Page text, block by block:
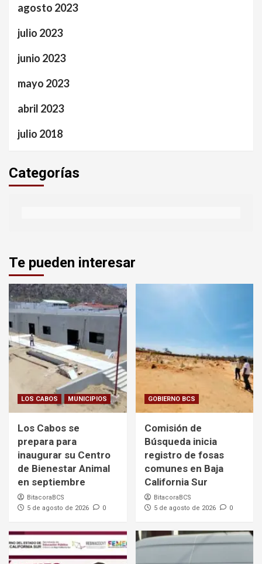
agosto 2023
julio 2023
junio 2023
mayo 2023
abril 2023
julio 2018
Categorías
Te pueden interesar
LOS CABOS MUNICIPIOS
Los Cabos se
prepara para
inaugurar su Centro
de Bienestar Animal
en septiembre
BitacoraBCS
5 de agosto de 2026
0
GOBIERNO BCS
Comisión de
Búsqueda inicia
registro de fosas
comunes en Baja
California Sur
BitacoraBCS
5 de agosto de 2026
0